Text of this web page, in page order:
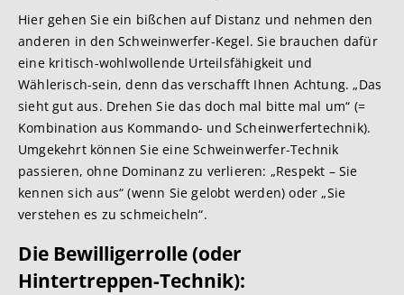
Hier gehen Sie ein bißchen auf Distanz und nehmen den
anderen in den Schweinwerfer-Kegel. Sie brauchen dafür
eine kritisch-wohlwollende Urteilsfähigkeit und
Wählerisch-sein, denn das verschafft Ihnen Achtung. „Das
sieht gut aus. Drehen Sie das doch mal bitte mal um“ (=
Kombination aus Kommando- und Scheinwerfertechnik).
Umgekehrt können Sie eine Schweinwerfer-Technik
passieren, ohne Dominanz zu verlieren: „Respekt – Sie
kennen sich aus“ (wenn Sie gelobt werden) oder „Sie
verstehen es zu schmeicheln“.
Die Bewilligerrolle (oder
Hintertreppen-Technik):